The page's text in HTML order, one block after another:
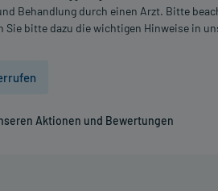
(Vermehrung der Anzahl der
Behandlung durch einen Arzt. Bitte
Sie bitte dazu die wichtigen Hinweise in
Aktionen und Bewertungen